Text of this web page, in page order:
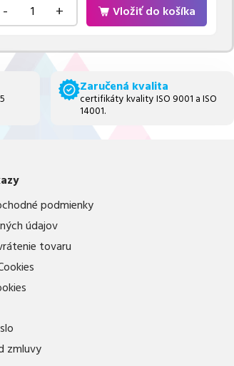
- + Vložiť do košíka
Zaručená kvalita
certifikáty kvality ISO 9001 a ISO
14001.
podmienky
údajov
tovaru
zmluvy